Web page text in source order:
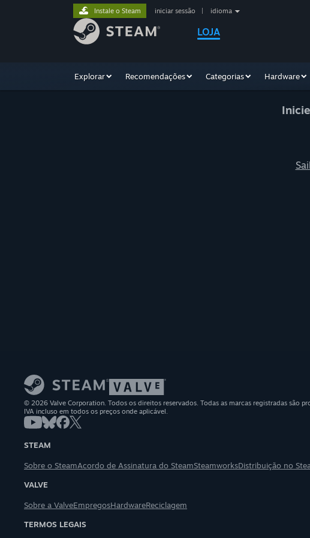
LOJA
Instale o Steam iniciar sessão idioma
Explorar Recomendações Categorias Hardware
© 2026 Valve Corporation. Todos os direitos reservados. Todas as marcas registradas são
IVA incluso em todos os preços onde aplicável.
STEAM
Sobre o SteamAcordo de Assinatura do SteamSteamworksDistribuição no
VALVE
Sobre a ValveEmpregosHardwareReciclagem
TERMOS LEGAIS